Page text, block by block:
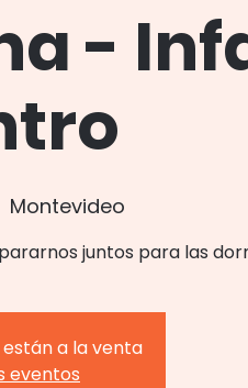
-
Montevideo
juntos para las
a la venta
eventos